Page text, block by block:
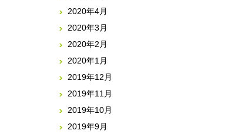
2020年4月
2020年3月
2020年2月
2020年1月
2019年12月
2019年11月
2019年10月
2019年9月